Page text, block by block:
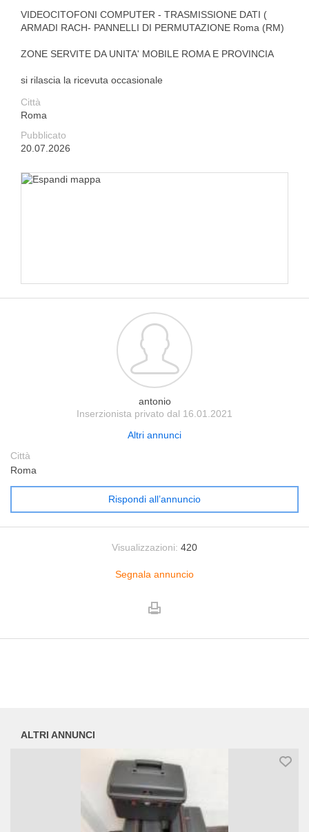
VIDEOCITOFONI COMPUTER - TRASMISSIONE DATI (
ARMADI RACH- PANNELLI DI PERMUTAZIONE Roma (RM)
ZONE SERVITE DA UNITA' MOBILE ROMA E PROVINCIA
si rilascia la ricevuta occasionale
Città
Roma
Pubblicato
20.07.2026
antonio
Inserzionista privato dal 16.01.2021
Altri annunci
Città
Roma
Rispondi all’annuncio
Visualizzazioni: 420
Segnala annuncio
ALTRI ANNUNCI